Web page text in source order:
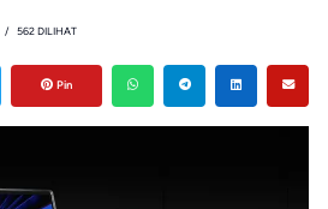
562 DILIHAT
Pin